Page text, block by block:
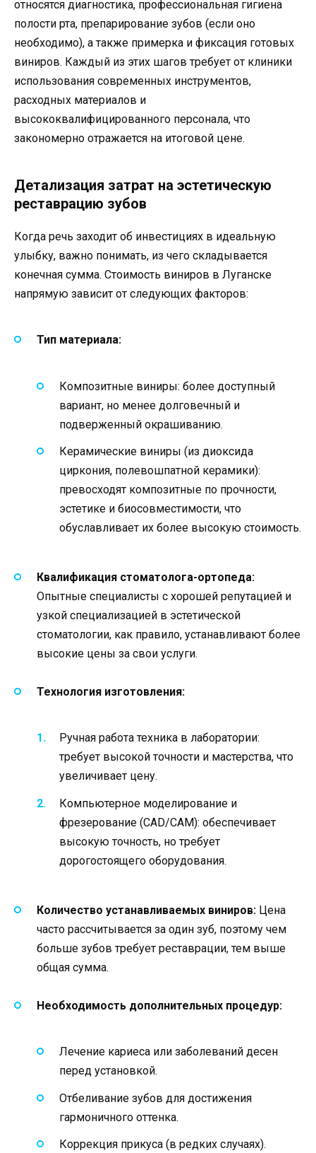
относятся диагностика, профессиональная гигиена
полости рта, препарирование зубов (если оно
необходимо), а также примерка и фиксация готовых
виниров. Каждый из этих шагов требует от клиники
использования современных инструментов,
расходных материалов и
высококвалифицированного персонала, что
закономерно отражается на итоговой цене.
Детализация затрат на эстетическую
реставрацию зубов
Когда речь заходит об инвестициях в идеальную
улыбку, важно понимать, из чего складывается
конечная сумма. Стоимость виниров в Луганске
напрямую зависит от следующих факторов:
Тип материала:
Композитные виниры: более доступный
вариант, но менее долговечный и
подверженный окрашиванию.
Керамические виниры (из диоксида
циркония, полевошпатной керамики):
превосходят композитные по прочности,
эстетике и биосовместимости, что
обуславливает их более высокую стоимость.
Квалификация стоматолога-ортопеда:
Опытные специалисты с хорошей репутацией и
узкой специализацией в эстетической
стоматологии, как правило, устанавливают более
высокие цены за свои услуги.
Технология изготовления:
Ручная работа техника в лаборатории:
требует высокой точности и мастерства, что
увеличивает цену.
Компьютерное моделирование и
фрезерование (CAD/CAM): обеспечивает
высокую точность, но требует
дорогостоящего оборудования.
Количество устанавливаемых виниров: Цена
часто рассчитывается за один зуб, поэтому чем
больше зубов требует реставрации, тем выше
общая сумма.
Необходимость дополнительных процедур:
Лечение кариеса или заболеваний десен
перед установкой.
Отбеливание зубов для достижения
гармоничного оттенка.
Коррекция прикуса (в редких случаях).